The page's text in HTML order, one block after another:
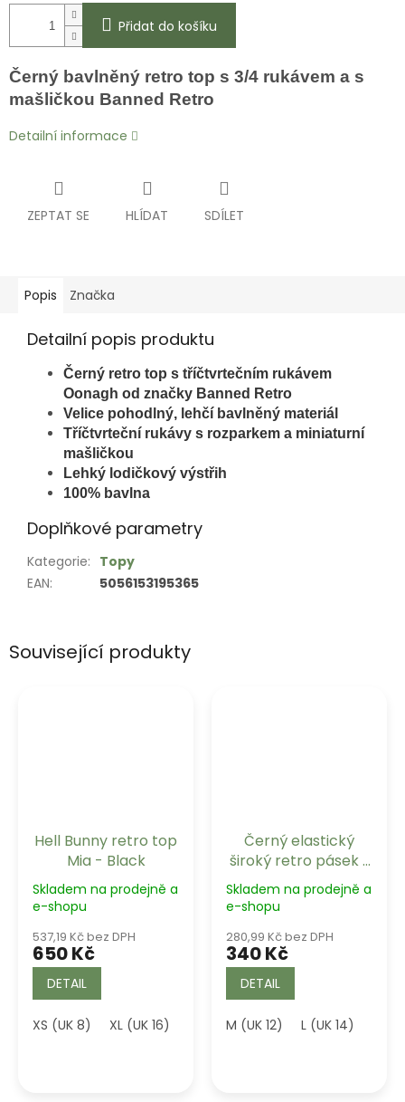
Přidat do košíku
Černý bavlněný retro top s 3/4 rukávem a s
mašličkou Banned Retro
Detailní informace
ZEPTAT SE HLÍDAT SDÍLET
Související produkty
Hell Bunny retro top
Mia - Black
Skladem na prodejně a
e-shopu
537,19 Kč bez DPH
650 Kč
DETAIL
XS (UK 8) XL (UK 16) 2XL (UK 18) 3XL (UK 20)
Černý elastický
široký retro pásek s
mašlí Bella Banned
Retro
Skladem na prodejně a
e-shopu
280,99 Kč bez DPH
340 Kč
DETAIL
M (UK 12) L (UK 14)
Popis Značka
Detailní popis produktu
Černý retro top s tříčtvrtečním rukávem
Oonagh od značky Banned Retro
Velice pohodlný, lehčí bavlněný materiál
Tříčtvrteční rukávy s rozparkem a miniaturní
mašličkou
Lehký lodičkový výstřih
100% bavlna
Doplňkové parametry
Kategorie: Topy
EAN: 5056153195365